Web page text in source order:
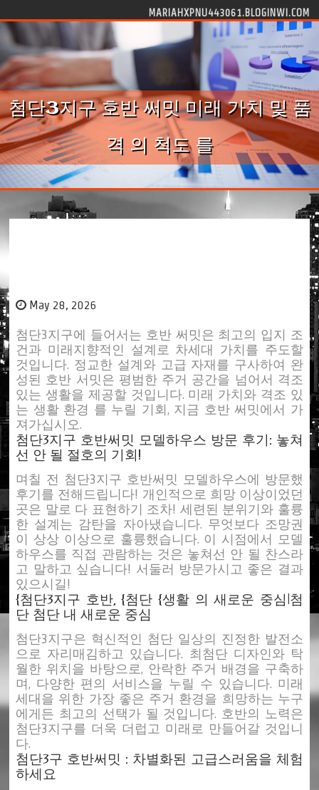
MARIAHXPNU443061.BLOGINWI.COM
첨단3지구 호반 써밋 미래 가치 및 품
격 의 척도 를
May 28, 2026
첨단3지구에 들어서는 호반 써밋은 최고의 입지 조
건과 미래지향적인 설계로 차세대 가치를 주도할
것입니다. 정교한 설계와 고급 자재를 구사하여 완
성된 호반 서밋은 평범한 주거 공간을 넘어서 격조
있는 생활을 제공할 것입니다. 미래 가치와 격조 있
는 생활 환경 를 누릴 기회, 지금 호반 써밋에서 가
져가십시오.
첨단3지구 호반써밋 모델하우스 방문 후기: 놓쳐
선 안 될 절호의 기회!
며칠 전 첨단3지구 호반써밋 모델하우스에 방문했
후기를 전해드립니다! 개인적으로 희망 이상이었던
곳은 말로 다 표현하기 조차! 세련된 분위기와 훌륭
한 설계는 감탄을 자아냈습니다. 무엇보다 조망권
이 상상 이상으로 훌륭했습니다. 이 시점에서 모델
하우스를 직접 관람하는 것은 놓쳐선 안 될 찬스라
고 말하고 싶습니다! 서둘러 방문가시고 좋은 결과
있으시길!
{첨단3지구 호반, {첨단 {생활 의 새로운 중심|첨
단 첨단 내 새로운 중심
첨단3지구은 혁신적인 첨단 일상의 진정한 발전소
으로 자리매김하고 있습니다. 최첨단 디자인와 탁
월한 위치을 바탕으로, 안락한 주거 배경을 구축하
며, 다양한 편의 서비스을 누릴 수 있습니다. 미래
세대을 위한 가장 좋은 주거 환경을 희망하는 누구
에게든 최고의 선택가 될 것입니다. 호반의 노력은
첨단3지구를 더욱 더럽고 미래로 만들어갈 것입니
다.
첨단3구 호반써밋 : 차별화된 고급스러움을 체험
하세요